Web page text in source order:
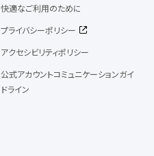
快適なご利用のために
プライバシーポリシー
アクセシビリティポリシー
公式アカウントコミュニケーションガイ
ドライン